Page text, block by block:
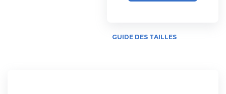
GUIDE DES TAILLES